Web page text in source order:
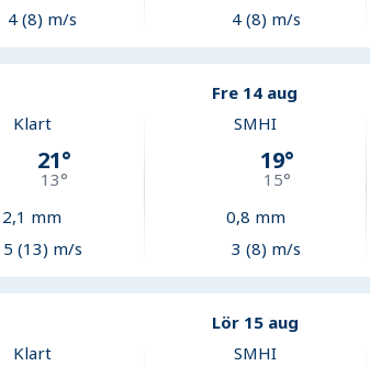
4 (8) m/s
4 (8) m/s
Fre 14 aug
Klart
21°
13°
2,1 mm
5 (13) m/s
SMHI
19°
15°
0,8 mm
3 (8) m/s
Lör 15 aug
Klart
SMHI